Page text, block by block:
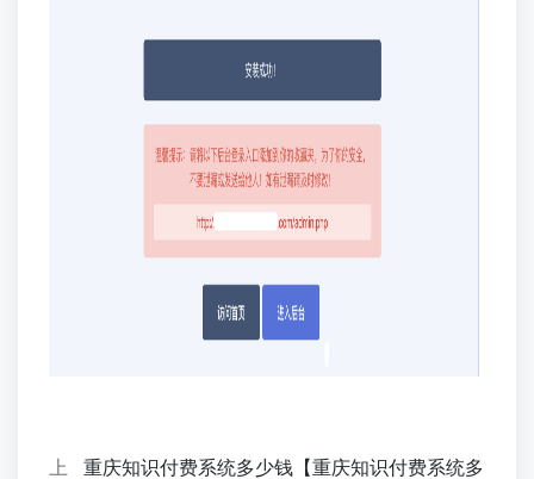
上
重庆知识付费系统多少钱【重庆知识付费系统多